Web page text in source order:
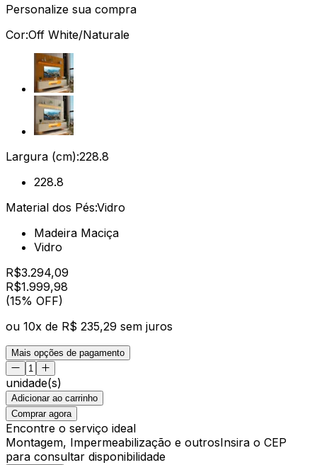
Personalize sua compra
Cor:Off White/Naturale
Largura (cm):228.8
228.8
Material dos Pés:Vidro
Madeira Maciça
Vidro
R$3.294,09
R$1.999,98
(15% OFF)
ou 10x de R$ 235,29 sem juros
Mais opções de pagamento
unidade(s)
Adicionar ao carrinho
Comprar agora
Encontre o serviço ideal
Montagem, Impermeabilização e outrosInsira o CEP
para consultar disponibilidade